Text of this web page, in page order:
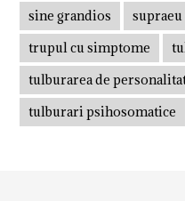
sine grandios
trupul cu simptome
tulburarea de
tulburari psihosomatice